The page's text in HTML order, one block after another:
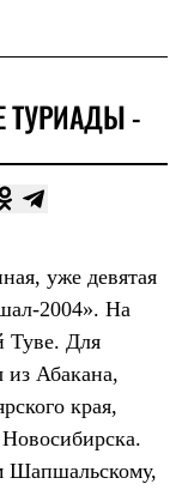
ТУРИАДЫ -
уже девятая
2004». На
Туве. Для
из Абакана,
края,
Шапшальскому,